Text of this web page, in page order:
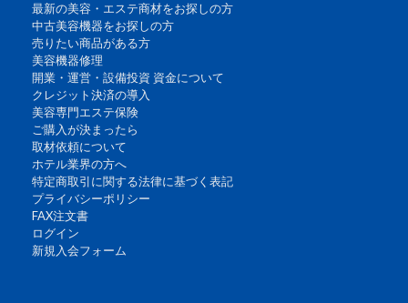
最新の美容・エステ商材をお探しの方
中古美容機器をお探しの方
売りたい商品がある方
美容機器修理
開業・運営・設備投資 資金について
クレジット決済の導入
美容専門エステ保険
ご購入が決まったら
取材依頼について
ホテル業界の方へ
特定商取引に関する法律に基づく表記
プライバシーポリシー
FAX注文書
ログイン
新規入会フォーム